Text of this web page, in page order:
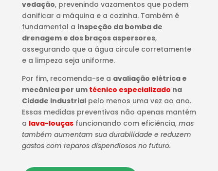
vedação, prevenindo vazamentos que podem
danificar a máquina e a cozinha. Também é
fundamental a inspeção da bomba de
drenagem e dos braços aspersores,
assegurando que a água circule corretamente
e a limpeza seja uniforme.
Por fim, recomenda-se a avaliação elétrica e
mecânica por um técnico especializado na
Cidade Industrialpelo menos uma vez ao ano.
Essas medidas preventivas não apenas mantêm
a lava-louçasfuncionando com eficiência, mas
também aumentam sua durabilidade e reduzem
gastos com reparos dispendiosos no futuro.